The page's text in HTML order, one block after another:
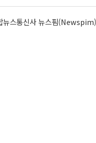
뉴스통신사 뉴스핌